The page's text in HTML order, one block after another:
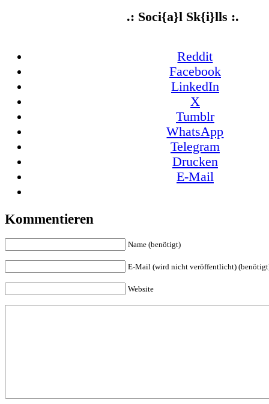
.: Soci{a}l Sk{i}lls :.
Reddit
Facebook
LinkedIn
X
Tumblr
WhatsApp
Telegram
Drucken
E-Mail
Kommentieren
Name (benötigt)
E-Mail (wird nicht veröffentlicht)
Website